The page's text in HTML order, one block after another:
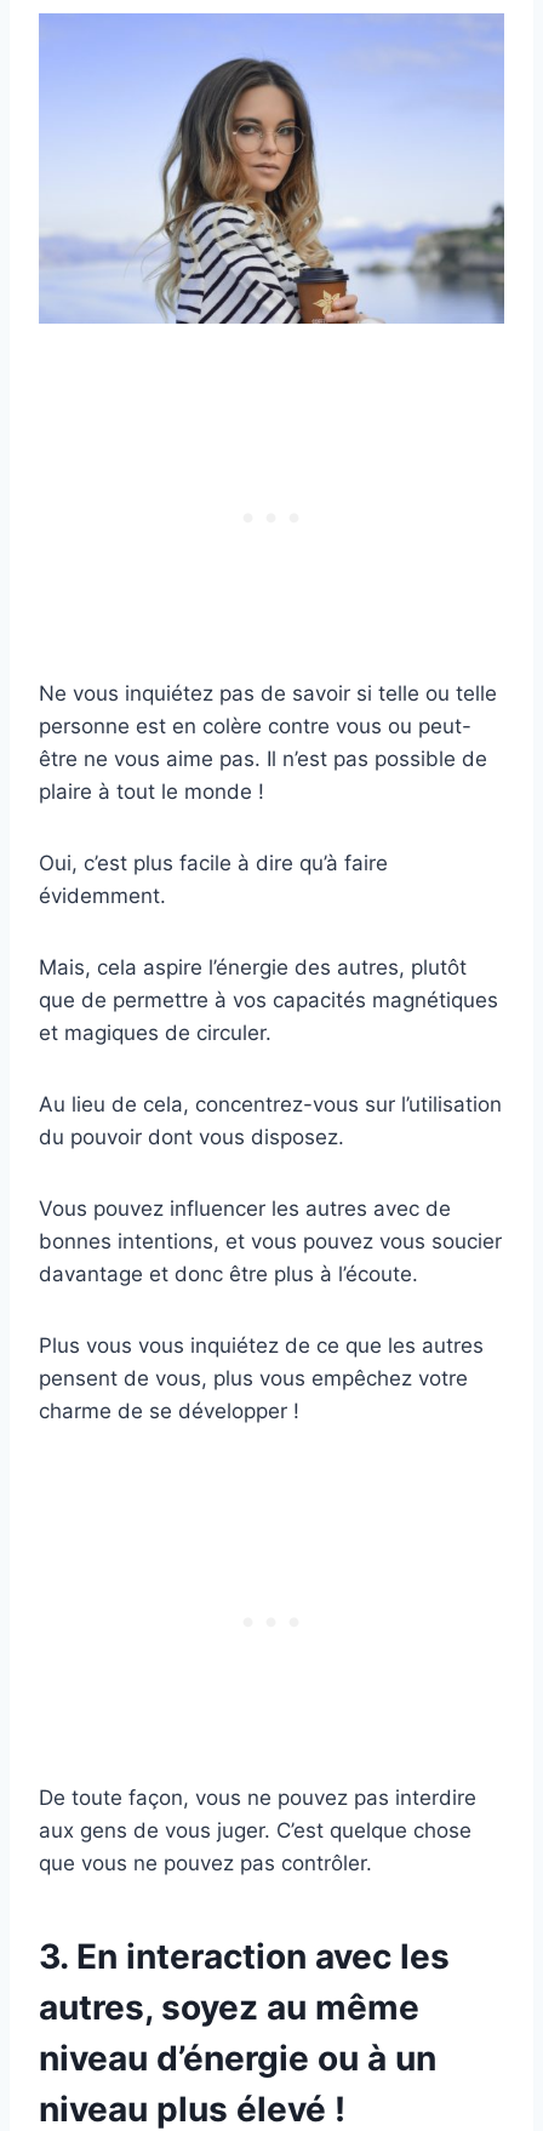
Ne vous inquiétez pas de savoir si telle ou telle
personne est en colère contre vous ou peut-
être ne vous aime pas. Il n’est pas possible de
plaire à tout le monde !
Oui, c’est plus facile à dire qu’à faire
évidemment.
Mais, cela aspire l’énergie des autres, plutôt
que de permettre à vos capacités magnétiques
et magiques de circuler.
Au lieu de cela, concentrez-vous sur l’utilisation
du pouvoir dont vous disposez.
Vous pouvez influencer les autres avec de
bonnes intentions, et vous pouvez vous soucier
davantage et donc être plus à l’écoute.
Plus vous vous inquiétez de ce que les autres
pensent de vous, plus vous empêchez votre
charme de se développer !
De toute façon, vous ne pouvez pas interdire
aux gens de vous juger. C’est quelque chose
que vous ne pouvez pas contrôler.
3. En interaction avec les
autres, soyez au même
niveau d’énergie ou à un
niveau plus élevé !